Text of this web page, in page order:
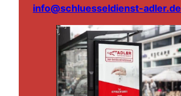
info@schluesseldienst-adler.de